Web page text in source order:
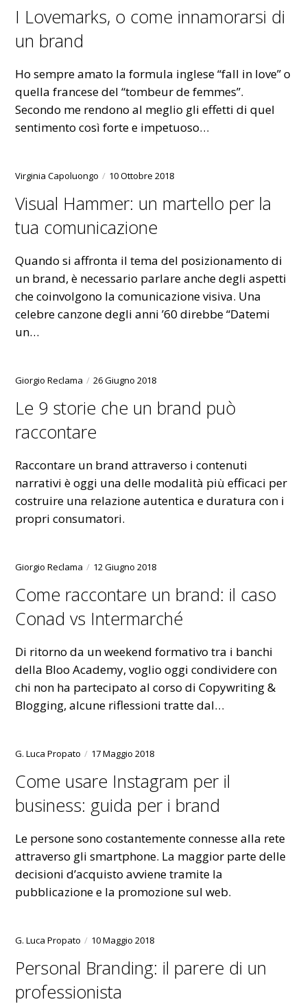
I Lovemarks, o come innamorarsi di
un brand
Ho sempre amato la formula inglese “fall in love” o
quella francese del “tombeur de femmes”.
Secondo me rendono al meglio gli effetti di quel
sentimento così forte e impetuoso…
Virginia Capoluongo 10 Ottobre 2018
Visual Hammer: un martello per la
tua comunicazione
Quando si affronta il tema del posizionamento di
un brand, è necessario parlare anche degli aspetti
che coinvolgono la comunicazione visiva. Una
celebre canzone degli anni ’60 direbbe “Datemi
un…
Giorgio Reclama 26 Giugno 2018
Le 9 storie che un brand può
raccontare
Raccontare un brand attraverso i contenuti
narrativi è oggi una delle modalità più efficaci per
costruire una relazione autentica e duratura con i
propri consumatori.
Giorgio Reclama 12 Giugno 2018
Come raccontare un brand: il caso
Conad vs Intermarché
Di ritorno da un weekend formativo tra i banchi
della Bloo Academy, voglio oggi condividere con
chi non ha partecipato al corso di Copywriting &
Blogging, alcune riflessioni tratte dal…
G. Luca Propato 17 Maggio 2018
Come usare Instagram per il
business: guida per i brand
Le persone sono costantemente connesse alla rete
attraverso gli smartphone. La maggior parte delle
decisioni d’acquisto avviene tramite la
pubblicazione e la promozione sul web.
G. Luca Propato 10 Maggio 2018
Personal Branding: il parere di un
professionista